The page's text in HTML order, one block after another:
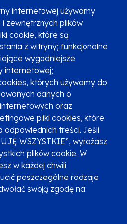
internetowej używamy
zewnętrznych plików
cookie, które są
z witryny; funkcjonalne
wygodniejsze
internetowej;
których używamy do
danych o
oraz
pliki cookies, które
odpowiednich treści. Jeśli
WSZYSTKIE”, wyrażasz
plików cookie. W
w każdej chwili
poszczególne rodzaje
swoją zgodę na
niezgodności z KPP i KPON
Fundusze SMS-em
pytania
Promocja projektu
Fundusze 2014-2020
prywatności
Zgłoś błąd Mapa strony